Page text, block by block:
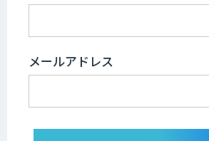
メールアドレス